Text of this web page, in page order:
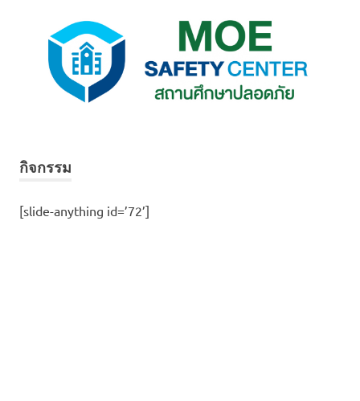
กิจกรรม
[slide-anything id=’72’]